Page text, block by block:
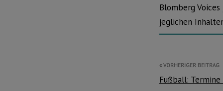
Blomberg
jeglichen
VORHERIGER BEITRAG
Fußball: